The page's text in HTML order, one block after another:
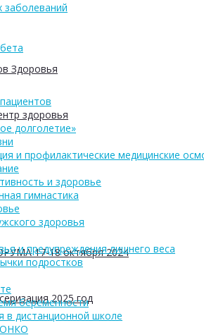
Здоровья
здоровья
17-18 октября 2024
2025 год
долголетие»
и профилактические медицинские
и здоровье
гимнастика
здоровья
и предупреждения лишнего веса
подростков
беременности
в дистанционной школе